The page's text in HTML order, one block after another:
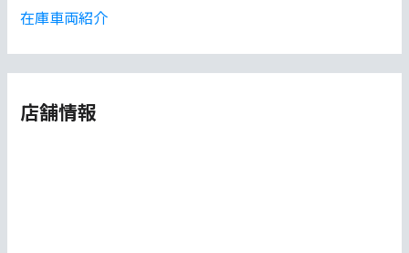
在庫車両紹介
店舗情報